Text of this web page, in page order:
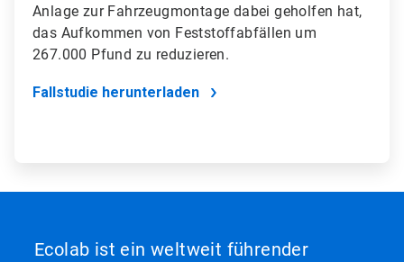
Anlage zur Fahrzeugmontage dabei geholfen hat,
das Aufkommen von Feststoffabfällen um
267.000 Pfund zu reduzieren.
Fallstudie herunterladen
Ecolab ist ein weltweit führender